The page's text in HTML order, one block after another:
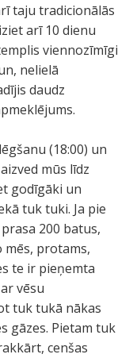
taju tradicionālās
arī 10 dienu
viennozīmīgi
nelielā
daudz
(18:00) un
mūs līdz
godīgāki un
tuk tuki. Ja pie
200 batus,
mēs, protams,
te ir pieņemta
vēsu
tuk tukā nākas
gāzes. Pietam tuk
cenšas